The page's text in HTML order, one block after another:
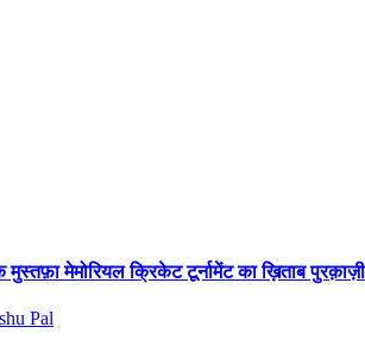
मुस्तफ़ा मेमोरियल क्रिकेट टूर्नामेंट का ख़िताब
Pal